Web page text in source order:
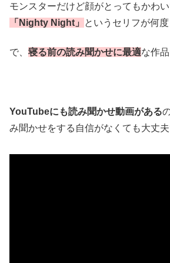
モンスターだけど顔がとってもかわい
「Nighty Night」
というセリフが何
で、 寝る前の読み聞かせに最適な作
YouTubeにも読み聞かせ動画がある
み聞かせをする自信がなくても大丈夫